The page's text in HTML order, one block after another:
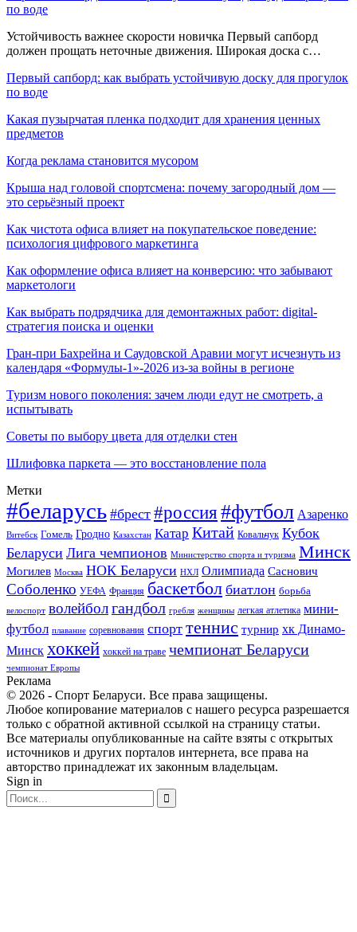
по воде
Устойчивость важнее скорости новичка Первый сапборд
должен прощать неточные движения. Широкая доска с…
Первый сапборд: как выбрать устойчивую доску для прогулок
по воде
Какая пузырчатая пленка подходит для хранения ценных
предметов
Когда реклама становится мусором
Крыша над головой спортсмена: почему загородный дом —
это серьёзный проект
Как чистота офиса влияет на покупательское поведение:
психология цифрового маркетинга
Как оформление офиса влияет на конверсию: что забывают
маркетологи
Как выбрать подрядчика для демонтажных работ: digital-
стратегия поиска и оценки
Гран-при Бахрейна и Саудовской Аравии могут исчезнуть из
календаря «Формулы-1»-2026 из-за войны в регионе
Туризм нового поколения: зачем люди едут не смотреть, а
испытывать
Советы по выбору цвета для отделки стен
Шлифовка паркета — это восстановление пола
Метки
#беларусь #брест #россия#футбол Азаренко
Витебск Гомель Гродно Казахстан Катар Китай Ковальчук Кубок
Беларуси Лига чемпионов Министерство спорта и туризма Минск
Могилев Москва НОК Беларуси НХЛ Олимпиада Саснович
Соболенко УЕФА Франция баскетбол биатлон борьба
велоспорт волейболгандбол гребля женщины легкая атлетика мини-
футбол плавание соревнования спорт теннис турнир хк Динамо-
Минск хоккей хоккей на траве чемпионат Беларуси
чемпионат Европы
Реклама
© 2026 - Спорт Беларуси. Все права защищены.
Любое копирование материалов с нашего ресурса разрешается
только с обратной активной ссылкой на страницу статьи.
Все материалы опубликованные на сайте взяты с открытых
источников и других порталов интернета, все права на
авторство принадлежат их законным владельцам.
Sign in